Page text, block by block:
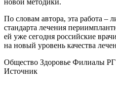
новой методики.
По словам автора, эта работа –
стандарта лечения
ей уже сегодня российские
на новый уровень качества
Общество Здоровье Филиалы
Источник